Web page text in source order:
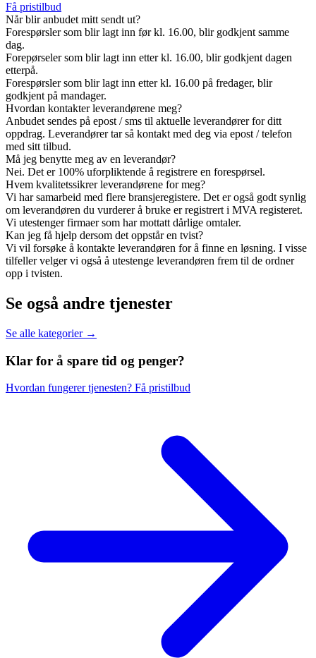
Få pristilbud
Når blir anbudet mitt sendt ut?
Forespørsler som blir lagt inn før kl. 16.00, blir godkjent samme
dag.
Forepørseler som blir lagt inn etter kl. 16.00, blir godkjent dagen
etterpå.
Forespørsler som blir lagt inn etter kl. 16.00 på fredager, blir
godkjent på mandager.
Hvordan kontakter leverandørene meg?
Anbudet sendes på epost / sms til aktuelle leverandører for ditt
oppdrag. Leverandører tar så kontakt med deg via epost / telefon
med sitt tilbud.
Må jeg benytte meg av en leverandør?
Nei. Det er 100% uforpliktende å registrere en forespørsel.
Hvem kvalitetssikrer leverandørene for meg?
Vi har samarbeid med flere bransjeregistere. Det er også godt synlig
om leverandøren du vurderer å bruke er registrert i MVA registeret.
Vi utestenger firmaer som har mottatt dårlige omtaler.
Kan jeg få hjelp dersom det oppstår en tvist?
Vi vil forsøke å kontakte leverandøren for å finne en løsning. I visse
tilfeller velger vi også å utestenge leverandøren frem til de ordner
opp i tvisten.
Se også andre tjenester
Se alle kategorier →
Klar for å spare tid og penger?
Hvordan fungerer tjenesten? Få pristilbud